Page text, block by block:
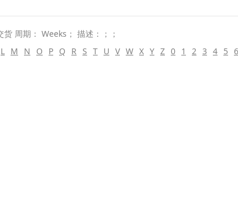
周期： Weeks； 描述：；；
L M N O P Q R S T U V W X Y Z 0 1 2 3 4 5 6